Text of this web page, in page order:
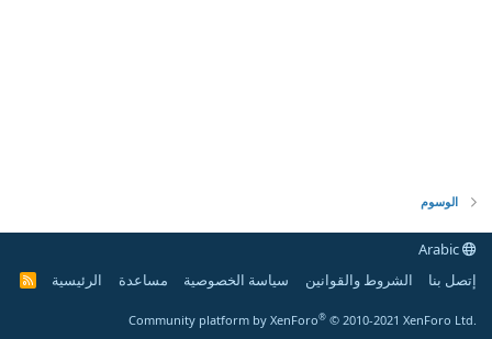
الوسوم
إتصل بنا
الشروط والقوانين سياسة الخصوصية مساعدة الرئيسية
R
Community platform by XenForo® © 2010-2021 XenForo Ltd.